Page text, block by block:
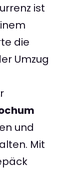
ist
die
Umzug
und
Mit